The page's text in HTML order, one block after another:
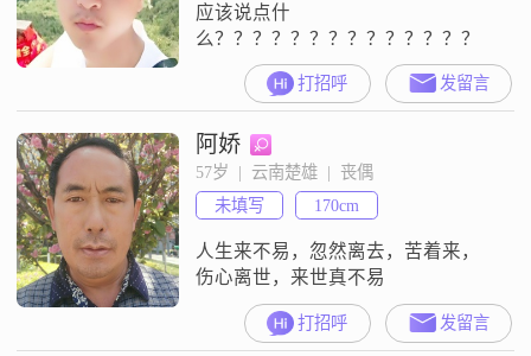
应该说点什
么？？？？？？？？？？？？？？
打招呼 发留言
阿娇
57岁  |  云南楚雄  |  丧偶
未填写
170cm
人生来不易，忽然离去，苦着来，
伤心离世，来世真不易
打招呼 发留言